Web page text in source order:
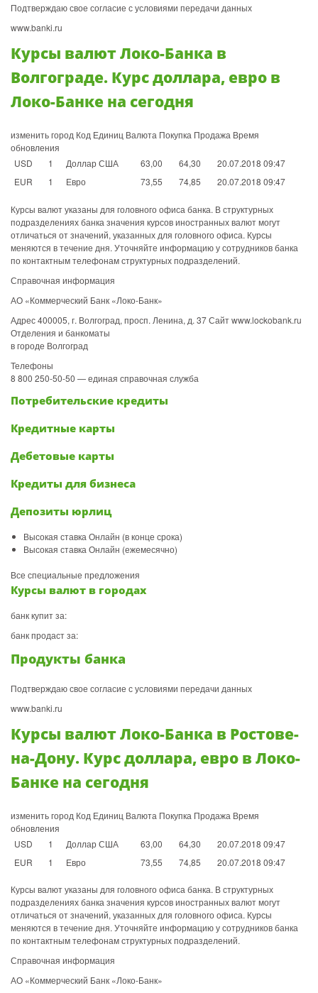
Подтверждаю свое согласие с условиями передачи данных
www.banki.ru
Курсы валют Локо-Банка в
Волгограде. Курс доллара, евро в
Локо-Банке на сегодня
изменить город Код Единиц Валюта Покупка Продажа Время
обновления
USD
1 Доллар США 63,00 64,30
20.07.2018 09:47
EUR
1 Евро 73,55 74,85 20.07.2018 09:47
Курсы валют указаны для головного офиса банка. В структурных
подразделениях банка значения курсов иностранных валют могут
отличаться от значений, указанных для головного офиса. Курсы
меняются в течение дня. Уточняйте информацию у сотрудников банка
по контактным телефонам структурных подразделений.
Справочная информация
АО «Коммерческий Банк «Локо-Банк»
Адрес 400005, г. Волгоград, просп. Ленина, д. 37 Сайт www.lockobank.ru
Отделения и банкоматы
в городе Волгоград
Телефоны
8 800 250-50-50 — единая справочная служба
Потребительские кредиты
Кредитные карты
Дебетовые карты
Кредиты для бизнеса
Депозиты юрлиц
Высокая ставка Онлайн (в конце срока)
Высокая ставка Онлайн (ежемесячно)
Все специальные предложения
Курсы валют в городах
банк купит за:
банк продаст за:
Продукты банка
Подтверждаю свое согласие с условиями передачи данных
www.banki.ru
Курсы валют Локо-Банка в Ростове-
на-Дону. Курс доллара, евро в Локо-
Банке на сегодня
изменить город Код Единиц Валюта Покупка Продажа Время
обновления
USD
1 Доллар США 63,00 64,30
20.07.2018 09:47
EUR
1 Евро 73,55 74,85 20.07.2018 09:47
Курсы валют указаны для головного офиса банка. В структурных
подразделениях банка значения курсов иностранных валют могут
отличаться от значений, указанных для головного офиса. Курсы
меняются в течение дня. Уточняйте информацию у сотрудников банка
по контактным телефонам структурных подразделений.
Справочная информация
АО «Коммерческий Банк «Локо-Банк»